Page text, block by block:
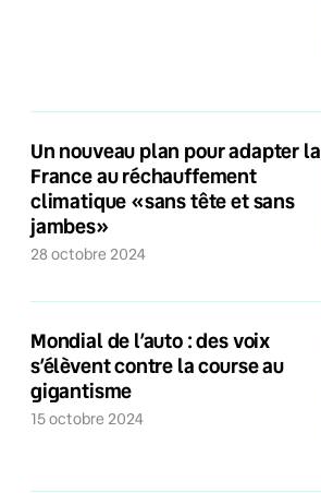
Un nouveau plan pour adapter la
France au réchauffement
climatique «sans tête et sans
jambes»
28 octobre 2024
Mondial de l’auto : des voix
s’élèvent contre la course au
gigantisme
15 octobre 2024